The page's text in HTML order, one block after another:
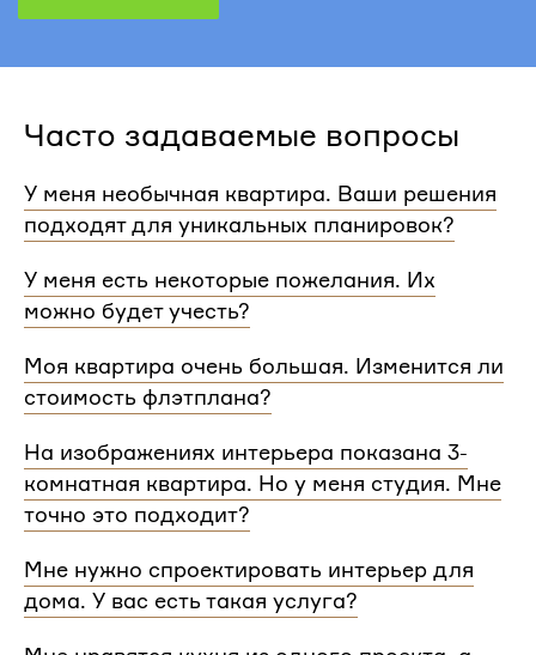
Часто задаваемые вопросы
У меня необычная квартира. Ваши решения
подходят для уникальных планировок?
планировки и учтем особенности вашей
квартиры.
У меня есть некоторые пожелания. Их
можно будет учесть?
согласуем с вами планировочное решение,
расстановку мебели и важные детали. Вы
дизайнером Flatplan
Моя квартира очень большая. Изменится ли
стоимость флэтплана?
площади. Однако если у вас многоэтажный дом
или квартира, нужно будет купить флэтплан для
каждого этажа.
На изображениях интерьера показана 3-
комнатная квартира. Но у меня студия. Мне
точно это подходит?
и учитываем все детали. Любой стиль интерьера
на нашем сайте может быть адаптирован для
Мне нужно спроектировать интерьер для
дома. У вас есть такая услуга?